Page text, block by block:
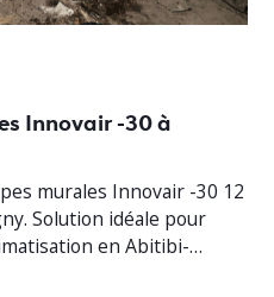
Innovair -30 à
murales Innovair -30 12
Solution idéale pour
en Abitibi-